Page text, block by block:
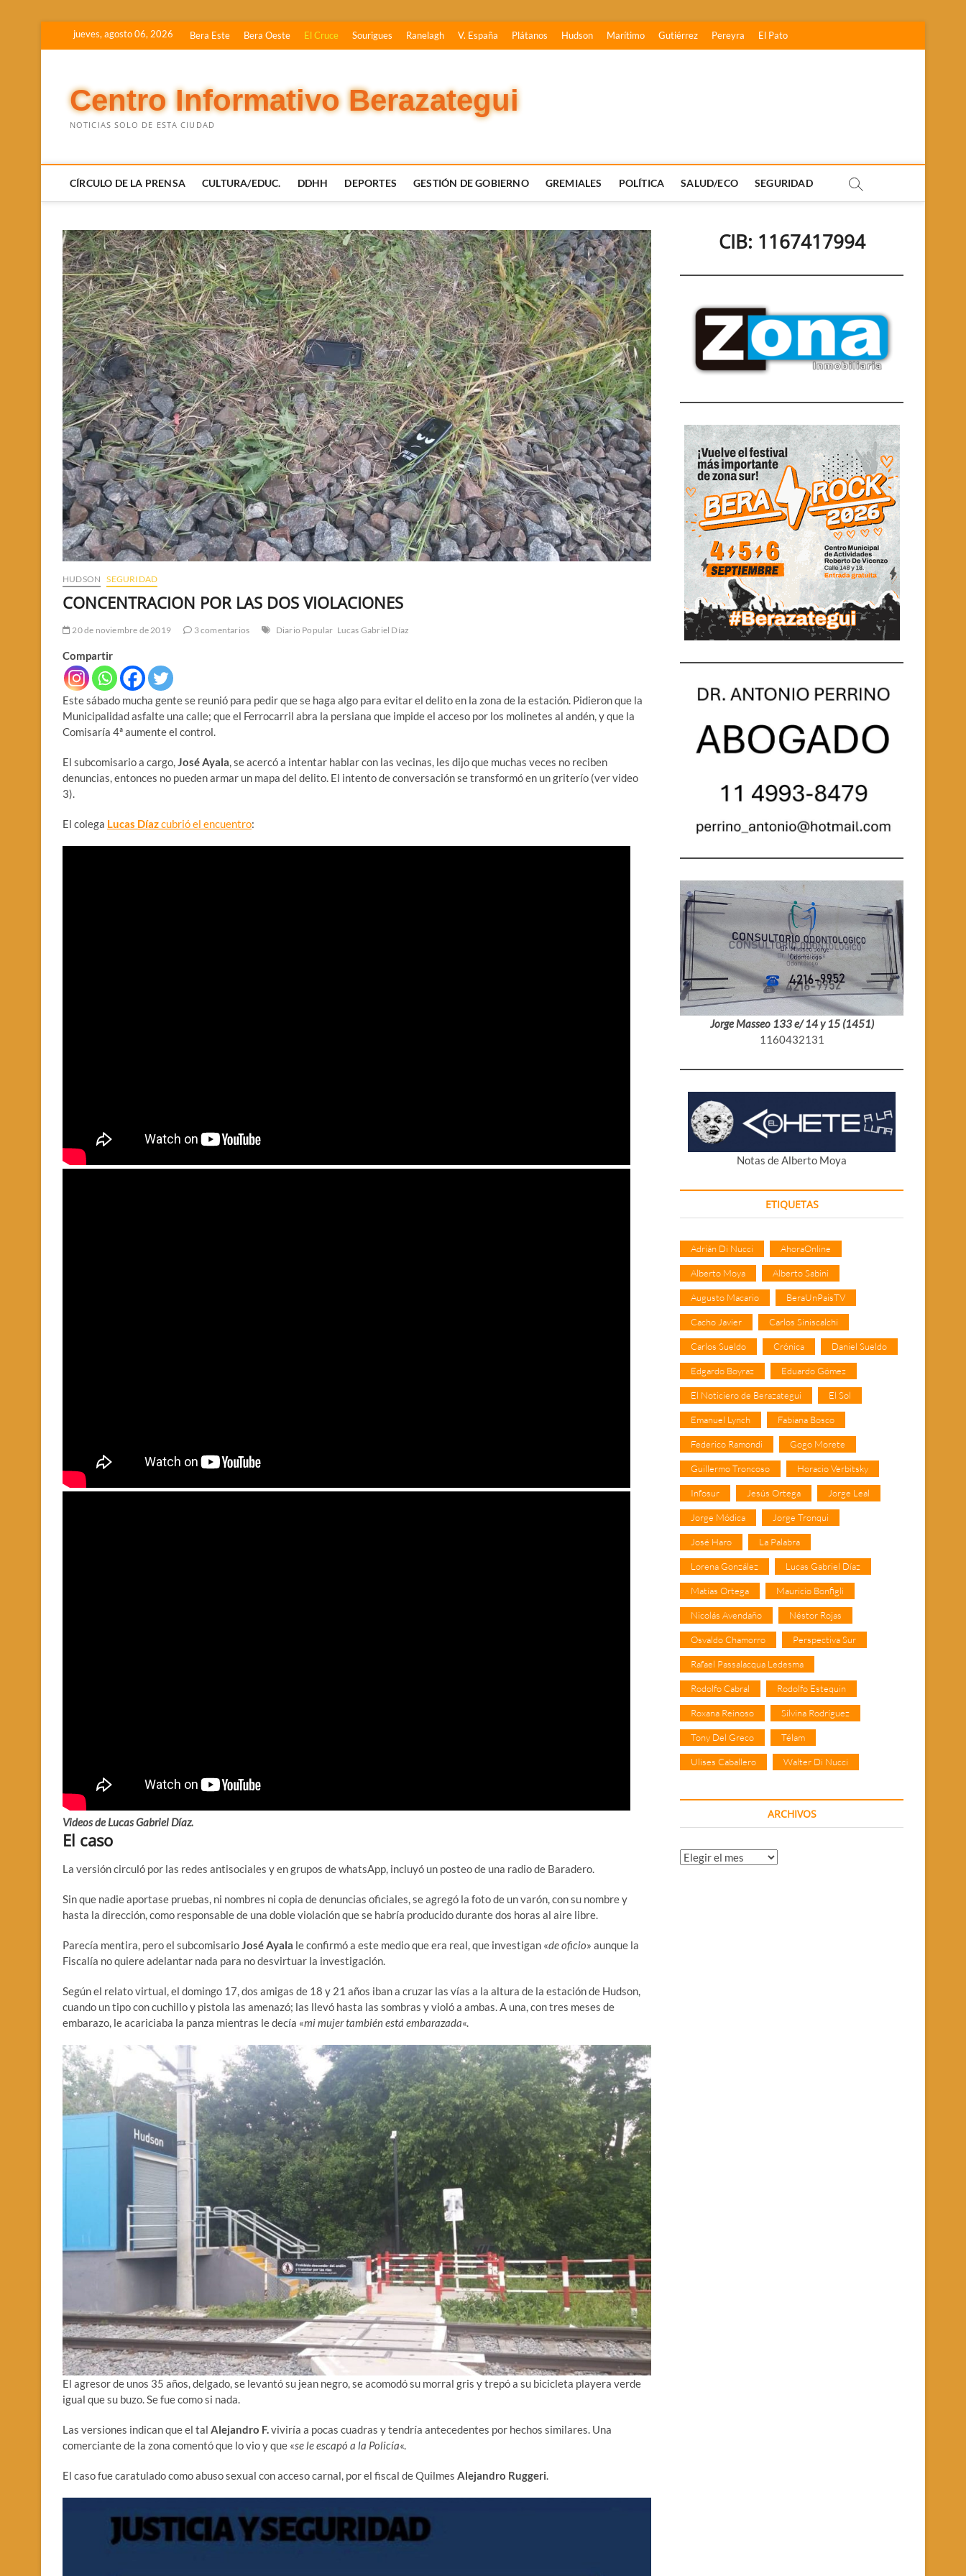
jueves, agosto 06, 2026 Bera Este Bera Oeste El Cruce Sourigues Ranelagh V. España Plátanos Hudson Marítimo Gutiérrez Pereyra El Pato
Centro Informativo Berazategui
NOTICIAS SOLO DE ESTA CIUDAD
CÍRCULO DE LA PRENSA CULTURA/EDUC. DDHH DEPORTES GESTIÓN DE GOBIERNO GREMIALES POLÍTICA SALUD/ECO SEGURIDAD
HUDSON SEGURIDAD
CONCENTRACION POR LAS DOS VIOLACIONES
20 de noviembre de 2019 3 comentarios Diario Popular Lucas Gabriel Díaz
Compartir
Este sábado mucha gente se reunió para pedir que se haga algo para evitar el delito en la zona de la estación. Pidieron que la
Municipalidad asfalte una calle; que el Ferrocarril abra la persiana que impide el acceso por los molinetes al andén, y que la
Comisaría 4ª aumente el control.
El subcomisario a cargo,José Ayala, se acercó a intentar hablar con las vecinas, les dijo que muchas veces no reciben
denuncias, entonces no pueden armar un mapa del delito. El intento de conversación se transformó en un griterío (ver video
3).
El colega Lucas Díazcubrió el encuentro:
Videos de Lucas Gabriel Díaz.
El caso
La versión circuló por las redes antisociales y en grupos de whatsApp, incluyó un posteo de una radio de Baradero.
Sin que nadie aportase pruebas, ni nombres ni copia de denuncias oficiales, se agregó la foto de un varón, con su nombre y
hasta la dirección, como responsable de una doble violación que se habría producido durante dos horas al aire libre.
Parecía mentira, pero el subcomisarioJosé Ayala le confirmó a este medio que era real, que investigan «de oficio» aunque la
Fiscalía no quiere adelantar nada para no desvirtuar la investigación.
Según el relato virtual, el domingo 17, dos amigas de 18 y 21 años iban a cruzar las vías a la altura de la estación de Hudson,
cuando un tipo con cuchillo y pistola las amenazó; las llevó hasta las sombras y violó a ambas. A una, con tres meses de
embarazo, le acariciaba la panza mientras le decía «mi mujer también está embarazada«.
El agresor de unos 35 años, delgado, se levantó su jean negro, se acomodó su morral gris y trepó a su bicicleta playera verde
igual que su buzo. Se fue como si nada.
Las versiones indican que el tal Alejandro F.viviría a pocas cuadras y tendría antecedentes por hechos similares. Una
comerciante de la zona comentó que lo vio y que «se le escapó a la Policía«.
El caso fue caratulado como abuso sexual con acceso carnal, por el fiscal de Quilmes Alejandro Ruggeri.
CIB: 1167417994
Jorge Masseo 133 e/ 14 y 15 (1451)
1160432131
Notas de Alberto Moya
ETIQUETAS
Adrián Di Nucci AhoraOnline
Alberto Moya Alberto Sabini
Augusto Macario BeraUnPaisTV
Cacho Javier Carlos Siniscalchi
Carlos Sueldo Crónica Daniel Sueldo
Edgardo Boyraz Eduardo Gómez
El Noticiero de Berazategui El Sol
Emanuel Lynch Fabiana Bosco
Federico Ramondi Gogo Morete
Guillermo Troncoso Horacio Verbitsky
Infosur Jesús Ortega Jorge Leal
Jorge Módica Jorge Tronqui
José Haro La Palabra
Lorena González Lucas Gabriel Díaz
Matías Ortega Mauricio Bonfigli
Nicolás Avendaño Néstor Rojas
Osvaldo Chamorro Perspectiva Sur
Rafael Passalacqua Ledesma
Rodolfo Cabral Rodolfo Estequin
Roxana Reinoso Silvina Rodríguez
Tony Del Greco Télam
Ulises Caballero Walter Di Nucci
ARCHIVOS
Archivos